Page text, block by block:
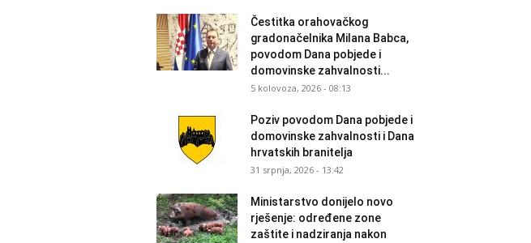
Čestitka orahovačkog
gradonačelnika Milana Babca,
povodom Dana pobjede i
domovinske zahvalnosti...
5 kolovoza, 2026 - 08:13
Poziv povodom Dana pobjede i
domovinske zahvalnosti i Dana
hrvatskih branitelja
31 srpnja, 2026 - 13:42
Ministarstvo donijelo novo
rješenje: određene zone
zaštite i nadziranja nakon